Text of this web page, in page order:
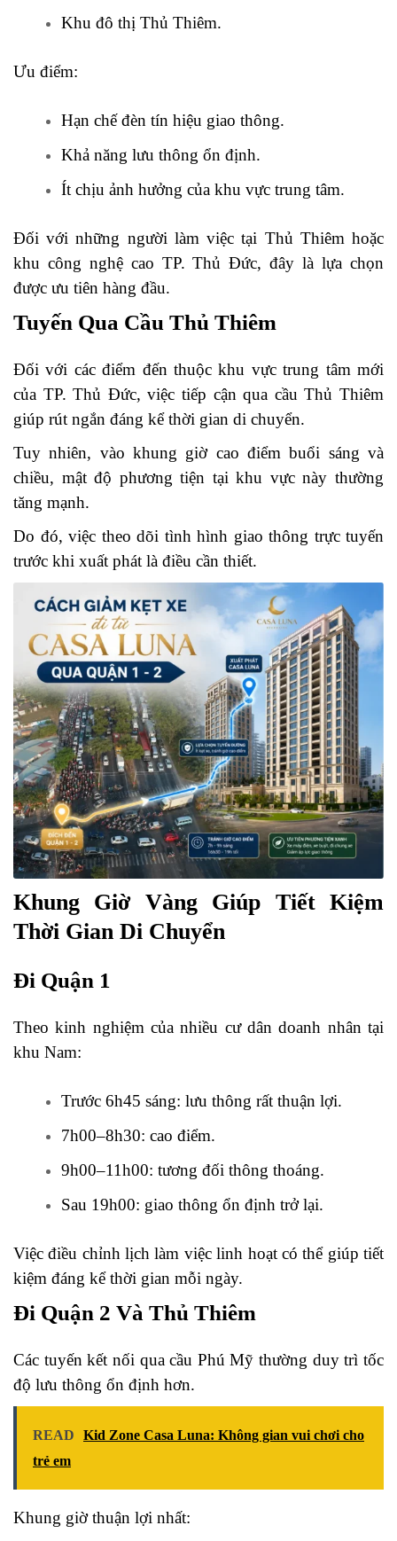
Khu đô thị Thủ Thiêm.
Ưu điểm:
Hạn chế đèn tín hiệu giao thông.
Khả năng lưu thông ổn định.
Ít chịu ảnh hưởng của khu vực trung tâm.
Đối với những người làm việc tại Thủ Thiêm hoặc
khu công nghệ cao TP. Thủ Đức, đây là lựa chọn
được ưu tiên hàng đầu.
Tuyến Qua Cầu Thủ Thiêm
Đối với các điểm đến thuộc khu vực trung tâm mới
của TP. Thủ Đức, việc tiếp cận qua cầu Thủ Thiêm
giúp rút ngắn đáng kể thời gian di chuyển.
Tuy nhiên, vào khung giờ cao điểm buổi sáng và
chiều, mật độ phương tiện tại khu vực này thường
tăng mạnh.
Do đó, việc theo dõi tình hình giao thông trực tuyến
trước khi xuất phát là điều cần thiết.
Khung Giờ Vàng Giúp Tiết Kiệm
Thời Gian Di Chuyển
Đi Quận 1
Theo kinh nghiệm của nhiều cư dân doanh nhân tại
khu Nam:
Trước 6h45 sáng: lưu thông rất thuận lợi.
7h00–8h30: cao điểm.
9h00–11h00: tương đối thông thoáng.
Sau 19h00: giao thông ổn định trở lại.
Việc điều chỉnh lịch làm việc linh hoạt có thể giúp tiết
kiệm đáng kể thời gian mỗi ngày.
Đi Quận 2 Và Thủ Thiêm
Các tuyến kết nối qua cầu Phú Mỹ thường duy trì tốc
độ lưu thông ổn định hơn.
READ
Kid Zone Casa Luna: Không gian vui chơi cho
trẻ em
Khung giờ thuận lợi nhất: